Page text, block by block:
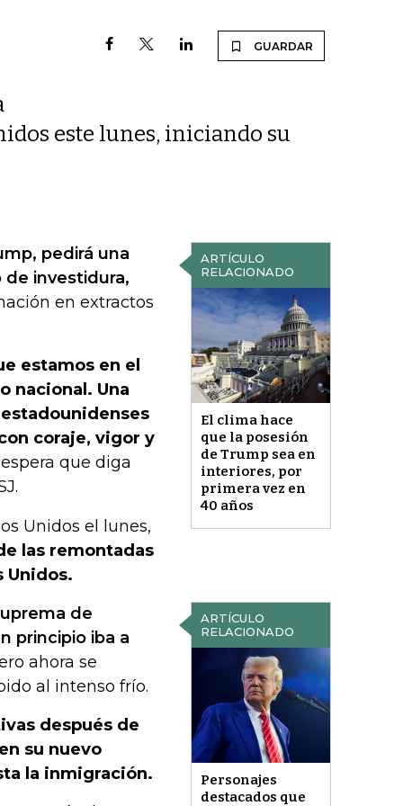
GUARDAR
este lunes, iniciando su
ARTÍCULO
RELACIONADO
El clima hace
que la posesión
de Trump sea en
interiores, por
primera vez en
40 años
pedirá una
investidura,
en extractos
estamos en el
nacional. Una
coraje, vigor y
que diga
Unidos el lunes,
las remontadas
Unidos.
ARTÍCULO
RELACIONADO
Personajes
destacados que
de
principio iba a
ahora se
al intenso frío.
después de
su nuevo
la inmigración.